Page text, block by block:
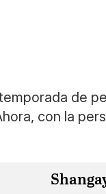
de
con la